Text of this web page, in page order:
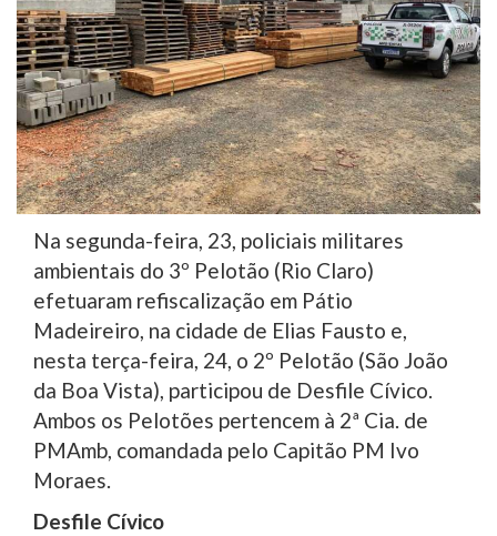
Na segunda-feira, 23, policiais militares
ambientais do 3º Pelotão (Rio Claro)
efetuaram refiscalização em Pátio
Madeireiro, na cidade de Elias Fausto e,
nesta terça-feira, 24, o 2º Pelotão (São João
da Boa Vista), participou de Desfile Cívico.
Ambos os Pelotões pertencem à 2ª Cia. de
PMAmb, comandada pelo Capitão PM Ivo
Moraes.
Desfile Cívico